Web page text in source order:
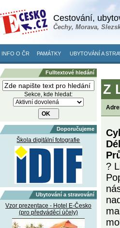
Cestování,
Čechy, Morava,
INFO O ČR PAMÁTKY UBYTOVÁNÍ A
Fulltextové hledání
Sekce, kde hledat:
Doporučujeme
Škola digitální fotografie
Ubytování a stravování
Vzor prezentace - Hotel E-Česko
(pro předváděcí účely)
Z
?